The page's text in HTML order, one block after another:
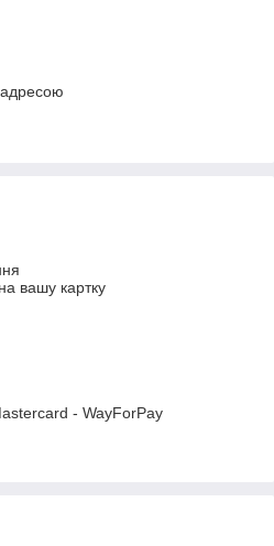
адресою
вашу картку
- WayForPay